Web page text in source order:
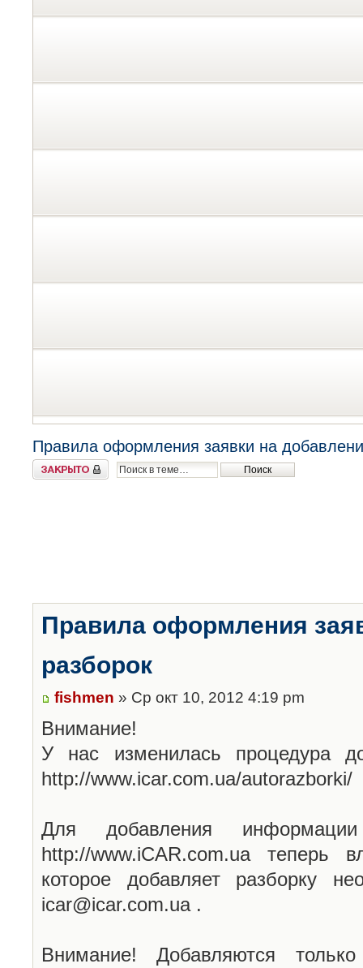
Правила оформления заявки на
Закрыто
Правила оформления
разборок
fishmen » Ср окт 10, 2012 4:19 pm
Внимание!
У нас изменилась процедура
http://www.icar.com.ua/autorazborki/
Для добавления
http://www.iCAR.com.ua теперь
которое добавляет разборку
icar@icar.com.ua .
Внимание! Добавляются